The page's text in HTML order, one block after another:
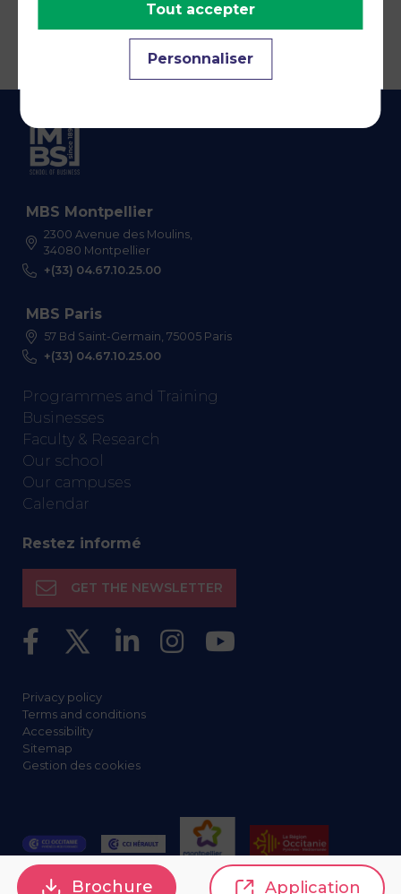
MBS Montpellier
2300 Avenue des Moulins,
34080 Montpellier
+(33) 04.67.10.25.00
MBS Paris
57 Bd Saint-Germain, 75005 Paris
+(33) 04.67.10.25.00
Programmes and Training
Businesses
Faculty & Research
Our school
Our campuses
Calendar
Restez informé
GET THE NEWSLETTER
Privacy policy
Terms and conditions
Accessibility
Sitemap
Gestion des cookies
Personnaliser
Tout accepter
Brochure Application